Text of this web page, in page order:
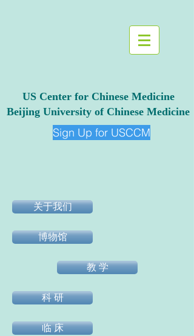
US Center for Chinese Medicine
Beijing University of Chinese Medicine
Sign Up for USCCM
关于我们
博物馆
教 学
科 研
临 床